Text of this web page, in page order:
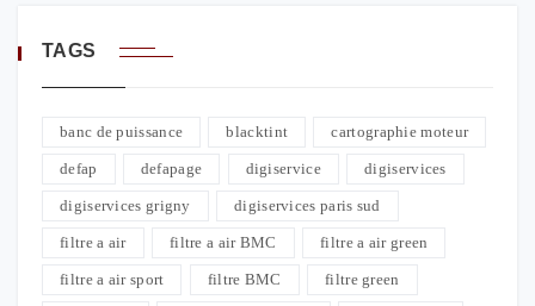
TAGS
banc de puissance blacktint cartographie moteur
defap defapage digiservice digiservices
digiservices grigny digiservices paris sud
filtre a air filtre a air BMC filtre a air green
filtre a air sport filtre BMC filtre green